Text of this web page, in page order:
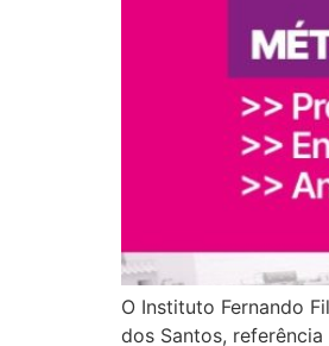
O Instituto Fernando
dos Santos,